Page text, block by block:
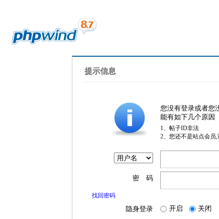
提示信息
您没有登录或者您
能有如下几个原因
1、帖子ID非法
2、您还不是站点会员
密 码
找回密码
隐身登录 开启 关闭